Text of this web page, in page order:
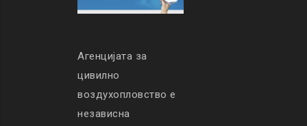
Агенцијата за
цивилно
воздухопловство е
независна